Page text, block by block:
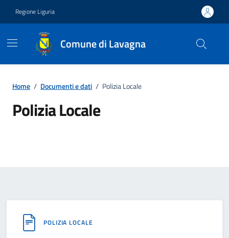
Regione Liguria
Comune di Lavagna
Home / Documenti e dati / Polizia Locale
Polizia Locale
POLIZIA LOCALE